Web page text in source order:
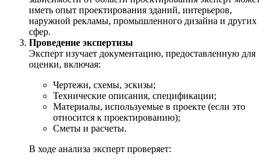
иметь опыт проектирования зданий, интерьеров,
наружной рекламы, промышленного дизайна и других
сфер.
Проведение экспертизы
Эксперт изучает документацию, предоставленную для
оценки, включая:
Чертежи, схемы, эскизы;
Технические описания, спецификации;
Материалы, используемые в проекте (если это
относится к проектированию);
Сметы и расчеты.
В ходе анализа эксперт проверяет: